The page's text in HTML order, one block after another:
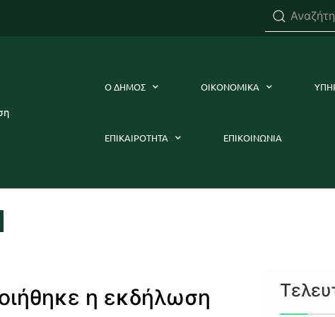
Ο ΔΗΜΟΣ ΟΙΚΟΝΟΜΙΚΑ
ΕΠΙΚΑΙΡΟΤΗΤΑ ΕΠΙΚΟΙΝΩΝΙΑ
η εκδήλωση